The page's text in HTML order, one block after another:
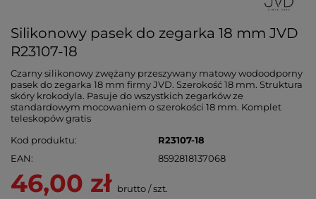
Silikonowy pasek do zegarka 18 mm JVD
R23107-18
Czarny silikonowy zwężany przeszywany matowy wodoodporny
pasek do zegarka 18 mm firmy JVD. Szerokość 18 mm. Struktura
skóry krokodyla. Pasuje do wszystkich zegarków ze
standardowym mocowaniem o szerokości 18 mm. Komplet
teleskopów gratis
Kod produktu
R23107-18
EAN
8592818137068
46,00 zł brutto/szt.